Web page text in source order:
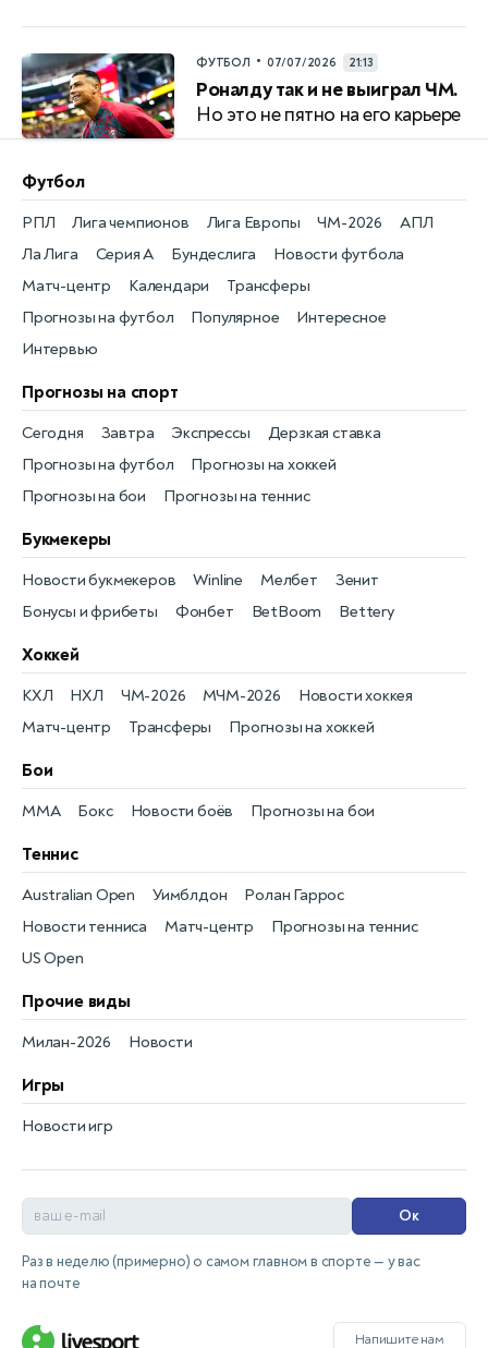
ФУТБОЛ • 07/07/2026 21:13
Роналду так и не выиграл ЧМ.
Но это не пятно на его карьере
Футбол
Новости футбола
РПЛ
Матч-центр
Лига чемпионов
Календари
Лига Европы
Трансферы
ЧМ-2026
Прогнозы на футбол
АПЛ
Популярное
Ла Лига
Интересное
Серия А
Интервью
Бундеслига
Прогнозы на спорт
Прогнозы на футбол
Сегодня
Прогнозы на хоккей
Завтра
Прогнозы на бои
Экспрессы
Прогнозы на теннис
Дерзкая ставка
Букмекеры
Бонусы и фрибеты
Новости букмекеров
Фонбет
Winline
BetBoom
Мелбет
Bettery
Зенит
Хоккей
Новости хоккея
КХЛ
Матч-центр
НХЛ
Трансферы
ЧМ-2026
Прогнозы на хоккей
МЧМ-2026
Бои
Новости боёв
MMA Прогнозы на бои
Бокс
Теннис
Новости тенниса
Australian Open
Матч-центр
Уимблдон
Прогнозы на теннис
Ролан Гаррос
US Open
Прочие виды
Новости
Милан-2026
Игры
Новости игр
Ок
Раз в неделю (примерно) о самом главном в спорте — у вас
на почте
Напишите нам